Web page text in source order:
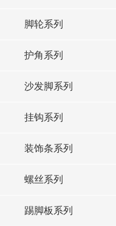
脚轮系列
护角系列
沙发脚系列
挂钩系列
装饰条系列
螺丝系列
踢脚板系列